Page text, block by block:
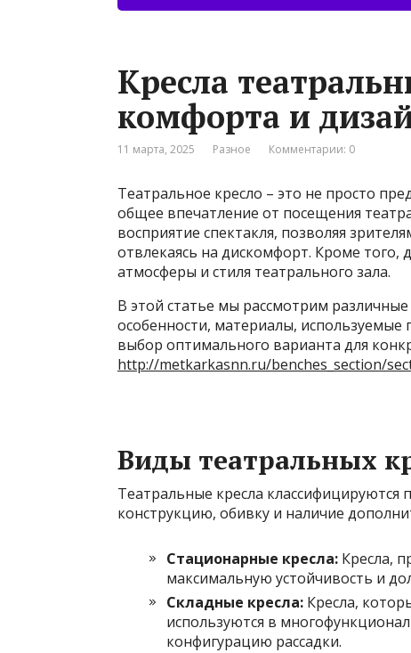
Кресла
комфорта и
11 марта, 2025 Разное Комментарии: 0
Театральное кресло – это не просто
общее впечатление от посещения
восприятие спектакля, позволяя
отвлекаясь на дискомфорт. Кроме того,
атмосферы и стиля театрального зала.
В этой статье мы рассмотрим
особенности, материалы,
выбор оптимального варианта для
http://metkarkasnn.ru/benches_section/
Виды театральных
Театральные кресла
конструкцию, обивку и наличие
Стационарные кресла: Кресла,
максимальную устойчивость и
Складные кресла: Кресла,
используются в
конфигурацию рассадки.